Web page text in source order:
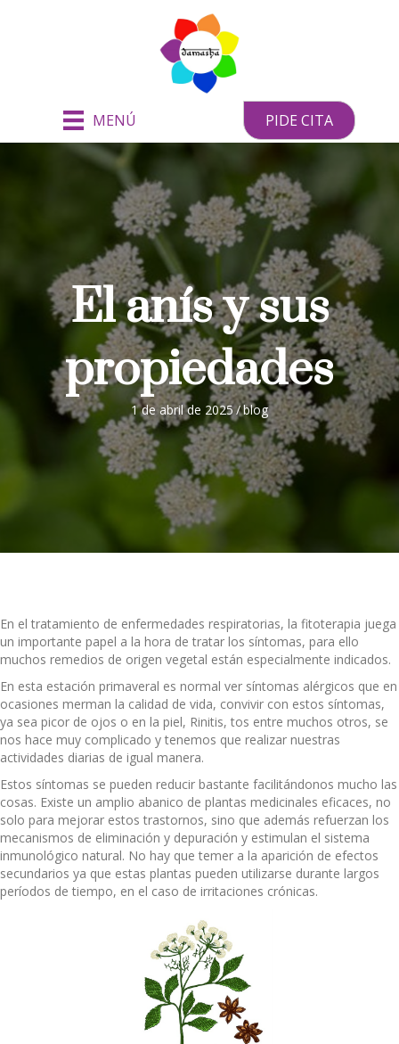
MENÚ PIDE CITA
El anís y sus
propiedades
1 de abril de 2025/blog
En el tratamiento de enfermedades respiratorias, la fitoterapia juega
un importante papel a la hora de tratar los síntomas, para ello
muchos remedios de origen vegetal están especialmente indicados.
En esta estación primaveral es normal ver síntomas alérgicos que en
ocasiones merman la calidad de vida, convivir con estos síntomas,
ya sea picor de ojos o en la piel, Rinitis, tos entre muchos otros, se
nos hace muy complicado y tenemos que realizar nuestras
actividades diarias de igual manera.
Estos síntomas se pueden reducir bastante facilitándonos mucho las
cosas. Existe un amplio abanico de plantas medicinales eficaces, no
solo para mejorar estos trastornos, sino que además refuerzan los
mecanismos de eliminación y depuración y estimulan el sistema
inmunológico natural. No hay que temer a la aparición de efectos
secundarios ya que estas plantas pueden utilizarse durante largos
períodos de tiempo, en el caso de irritaciones crónicas.